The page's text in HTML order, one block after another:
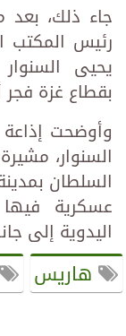
جاء ذلك، بعد
رئيس المكتب
يحيى
بقطاع غزة
وأوضحت إذاعة
السنوار،
السلطان
عسكرية
اليدوية إلى
هاريس